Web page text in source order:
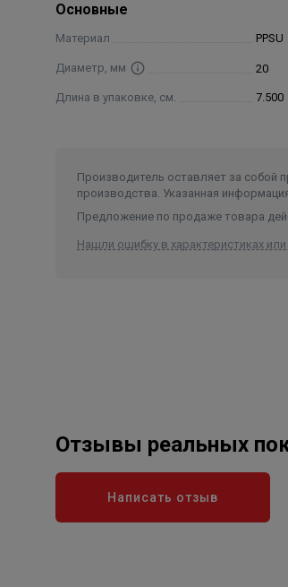
Основные
Материал PPSU
Диаметр, мм 20
Длина в упаковке, см. 7.500
Производитель оставляет за собой
производства. Указанная
Предложение по продаже товара
Нашли ошибку в характеристиках
Отзывы реальных
Написать отзыв